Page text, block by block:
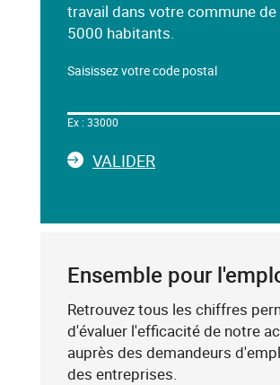
travail dans votre commune
5000 habitants.
Saisissez votre code postal
le
ci-
un
clé
(exemple
:
75019),
sélectionnez-
le
Ex : 33000
VALIDERLA
CODE
Ensemble pour
Retrouvez tous les chiffres
d'évaluer l'efficacité de notre
auprès des demandeurs
des entreprises.